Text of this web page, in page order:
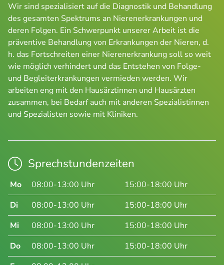
Wir sind spezialisiert auf die Diagnostik und Behandlung
des gesamten Spektrums an Nierenerkrankungen und
deren Folgen. Ein Schwerpunkt unserer Arbeit ist die
präventive Behandlung von Erkrankungen der Nieren, d.
h. das Fortschreiten einer Nierenerkrankung soll so weit
wie möglich verhindert und das Entstehen von Folge-
und Begleiterkrankungen vermieden werden. Wir
arbeiten eng mit den Hausärztinnen und Hausärzten
zusammen, bei Bedarf auch mit anderen Spezialistinnen
und Spezialisten sowie mit Kliniken.
Sprechstundenzeiten
Mo 08:00-13:00 Uhr
15:00-18:00 Uhr
Di
08:00-13:00 Uhr
15:00-18:00 Uhr
Mi
08:00-13:00 Uhr
15:00-18:00 Uhr
Do
08:00-13:00 Uhr
15:00-18:00 Uhr